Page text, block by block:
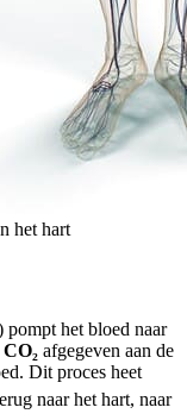
het hart
pompt het bloed naar
CO₂ afgegeven aan de
Dit proces heet
naar het hart, naar